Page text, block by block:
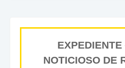
NOTICIOSO DE